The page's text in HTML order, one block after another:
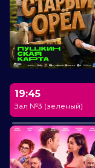
19:45
Зал №3 (зеленый)